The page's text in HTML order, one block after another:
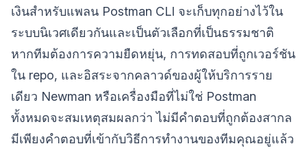
เงินสำหรับแพลน Postman CLI จะเก็บทุกอย่างไว้ใน
ระบบนิเวศเดียวกันและเป็นตัวเลือกที่เป็นธรรมชาติ
หากทีมต้องการความยืดหยุ่น, การทดสอบที่ถูกเวอร์ชัน
ใน repo, และอิสระจากคลาวด์ของผู้ให้บริการราย
เดียว Newman หรือเครื่องมือที่ไม่ใช่ Postman
ทั้งหมดจะสมเหตุสมผลกว่า ไม่มีคำตอบที่ถูกต้องสากล
มีเพียงคำตอบที่เข้ากับวิธีการทำงานของทีมคุณอยู่แล้ว